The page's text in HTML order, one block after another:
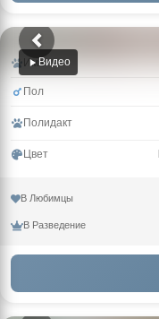
Видео
Имя
Пол
Полидакт
Цвет
В Любимцы
В Разведение